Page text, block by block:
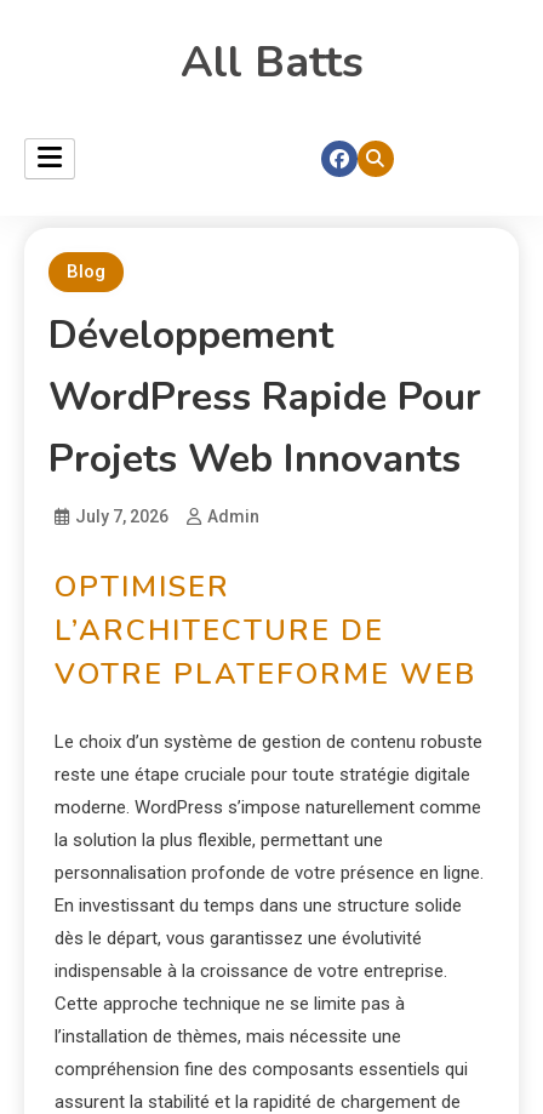
All Batts
Blog
Développement
WordPress Rapide Pour
Projets Web Innovants
July 7, 2026 Admin
OPTIMISER
L’ARCHITECTURE DE
VOTRE PLATEFORME WEB
Le choix d’un système de gestion de contenu robuste
reste une étape cruciale pour toute stratégie digitale
moderne. WordPress s’impose naturellement comme
la solution la plus flexible, permettant une
personnalisation profonde de votre présence en ligne.
En investissant du temps dans une structure solide
dès le départ, vous garantissez une évolutivité
indispensable à la croissance de votre entreprise.
Cette approche technique ne se limite pas à
l’installation de thèmes, mais nécessite une
compréhension fine des composants essentiels qui
assurent la stabilité et la rapidité de chargement de